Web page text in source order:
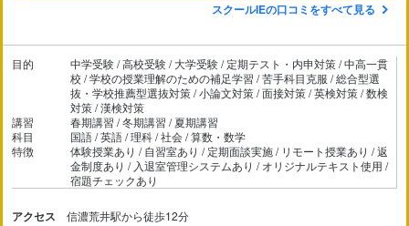
スクールIEの口コミをすべて見る
目的
中学受験 / 高校受験 / 大学受験 / 定期テスト・内申対策 / 中高一貫
校 / 学校の授業理解のための補足学習 / 苦手科目克服 / 総合型選
抜・学校推薦型選抜対策 / 小論文対策 / 面接対策 / 英検対策 / 数検
対策 / 漢検対策
講習
春期講習 / 冬期講習 / 夏期講習
科目
国語 / 英語 / 理科 / 社会 / 算数・数学
特徴
体験授業あり / 自習室あり / 定期面談実施 / リモート授業あり / 返
金制度あり / 入退室管理システムあり / オリジナルテキスト使用 /
宿題チェックあり
アクセス 信濃荒井駅から徒歩12分